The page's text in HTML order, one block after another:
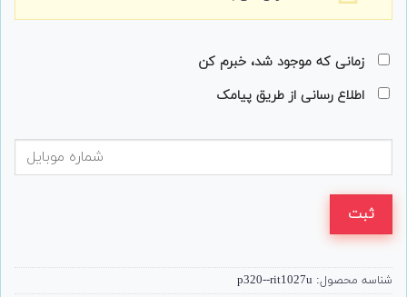
زمانی که موجود شد، خبرم کن
اطلاع رسانی از طریق پیامک
ثبت
شناسه محصول: p320--rit1027u